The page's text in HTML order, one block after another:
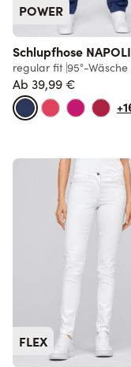
POWER
Schlupfhose NAPOLI
regular fit 95°-Wäsche
Ab 39,99 €
FLEX